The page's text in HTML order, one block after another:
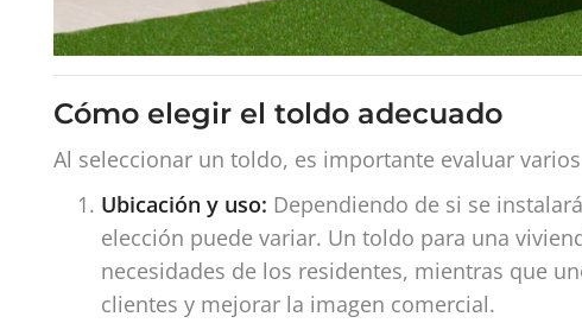
Cómo elegir el toldo adecuado
Al seleccionar un toldo, es importante evaluar
Ubicación y uso: Dependiendo de si se
elección puede variar. Un toldo para una
necesidades de los residentes, mientras que
clientes y mejorar la imagen comercial.